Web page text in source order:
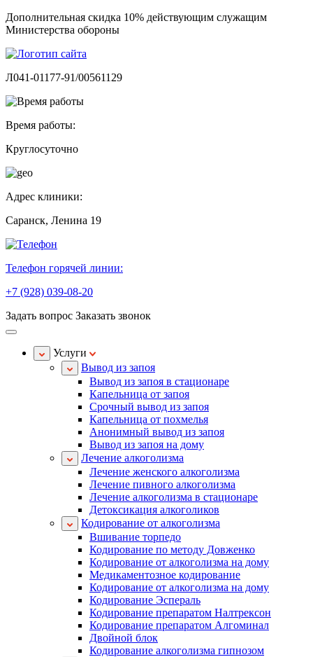
Дополнительная скидка 10% действующим служащим
Министерства обороны
Л041-01177-91/00561129
Время работы:
Круглосуточно
Адрес клиники:
Саранск, Ленина 19
Телефон горячей линии:
+7 (928) 039-08-20
Задать вопрос Заказать звонок
Услуги
Вывод из запоя
Вывод из запоя в стационаре
Капельница от запоя
Срочный вывод из запоя
Капельница от похмелья
Анонимный вывод из запоя
Вывод из запоя на дому
Лечение алкоголизма
Лечение женского алкоголизма
Лечение пивного алкоголизма
Лечение алкоголизма в стационаре
Детоксикация алкоголиков
Кодирование от алкоголизма
Вшивание торпедо
Кодирование по методу Довженко
Кодирование от алкоголизма на дому
Медикаментозное кодирование
Кодирование от алкоголизма на дому
Кодирование Эспераль
Кодирование препаратом Налтрексон
Кодирование препаратом Алгоминал
Двойной блок
Кодирование алкоголизма гипнозом